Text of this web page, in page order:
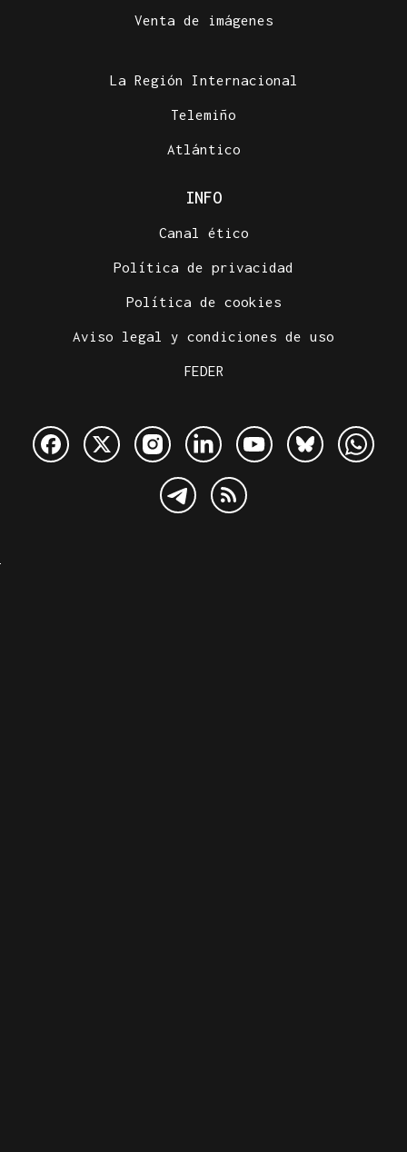
Venta de imágenes
La Región Internacional
Telemiño
Atlántico
INFO
Canal ético
Política de privacidad
Política de cookies
Aviso legal y condiciones de uso
FEDER